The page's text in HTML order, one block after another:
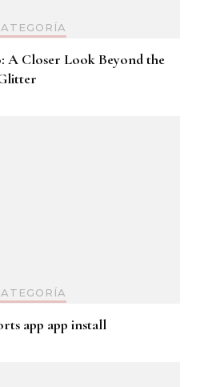
A Closer Look Beyond the
app app install